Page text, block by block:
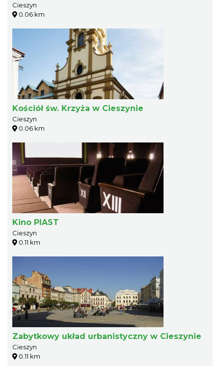
Cieszyn
0.06 km
Kościół św. Krzyża w Cieszynie
Cieszyn
0.06 km
Kino PIAST
Cieszyn
0.11 km
Zabytkowy układ urbanistyczny w Cieszynie
Cieszyn
0.11 km